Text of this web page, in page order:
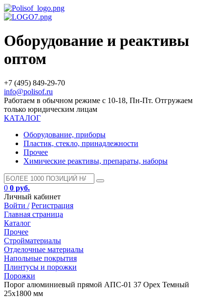
Оборудование и реактивы
оптом
+7 (495) 849-29-70
info@polisof.ru
Работаем в обычном режиме с 10-18, Пн-Пт. Отгружаем
только юридическим лицам
КАТАЛОГ
Оборудование, приборы
Пластик, стекло, принадлежности
Прочее
Химические реактивы, препараты, наборы
0 0 руб.
Личный кабинет
Войти / Регистрация
Главная страница
Каталог
Прочее
Стройматериалы
Отделочные материалы
Напольные покрытия
Плинтусы и порожки
Порожки
Порог алюминиевый прямой АПС-01 37 Орех Темный
25x1800 мм